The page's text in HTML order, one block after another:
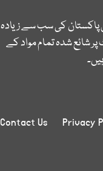
پاکستان کی سب سے زیادہ
شائع شدہ تمام مواد کے
Privacy
Contact Us